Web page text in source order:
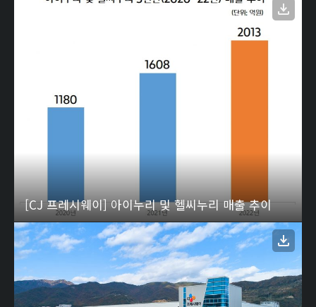
[CJ 프레시웨이] 아이누리 및 헬씨누리 매출 추이